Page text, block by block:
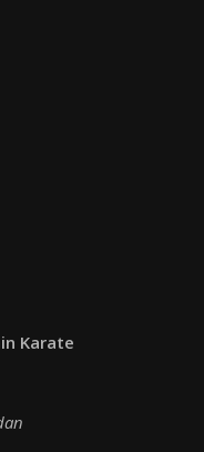
Karate